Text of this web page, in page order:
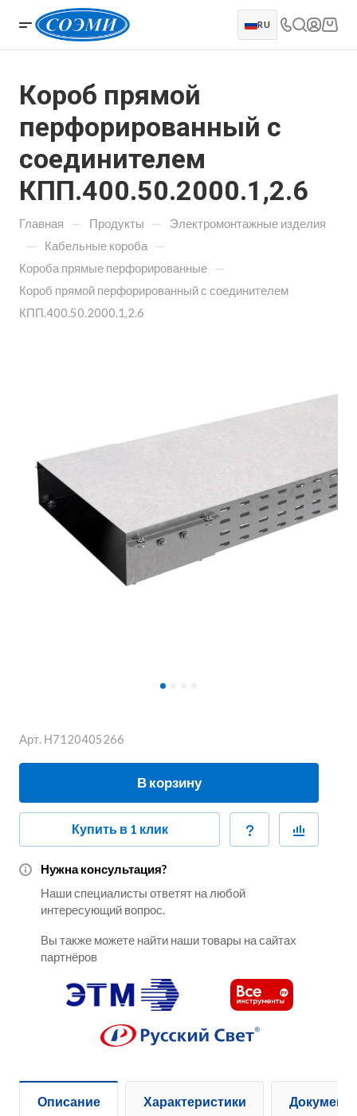
RU
Короб прямой
перфорированный с
соединителем
КПП.400.50.2000.1,2.6
Главная — Продукты — Электромонтажные изделия
— Кабельные короба —
Короба прямые перфорированные —
Короб прямой перфорированный с соединителем
КПП.400.50.2000.1,2.6
Арт. Н7120405266
В корзину
Купить в 1 клик
Нужна консультация?
Наши специалисты ответят на любой
интересующий вопрос.
Вы также можете найти наши товары на сайтах
партнёров
Описание Характеристики